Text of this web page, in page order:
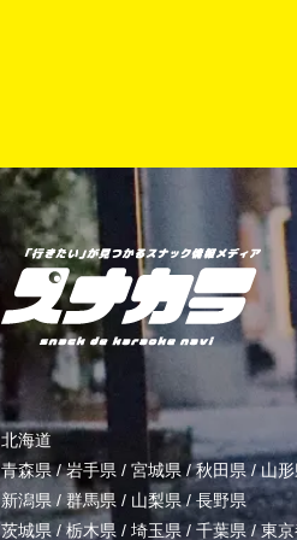
北海道
青森県/岩手県 / 宮城県 /秋田県 /山
新潟県 / 群馬県 / 山梨県/長野県
茨城県 / 栃木県 / 埼玉県/ 千葉県 /東